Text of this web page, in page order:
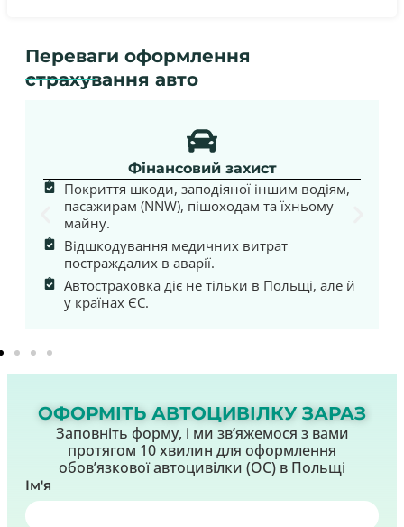
Переваги оформлення
страхування авто
Фінансовий захист
Покриття шкоди, заподіяної іншим водіям,
пасажирам (NNW), пішоходам та їхньому
майну.
Відшкодування медичних витрат
постраждалих в аварії.
Автостраховка діє не тільки в Польщі, але й
у країнах ЄС.
ОФОРМІТЬ АВТОЦИВІЛКУ ЗАРАЗ
Заповніть форму, і ми звʼяжемося з вами
протягом 10 хвилин для оформлення
обовʼязкової автоцивілки (OC) в Польщі
Ім'я